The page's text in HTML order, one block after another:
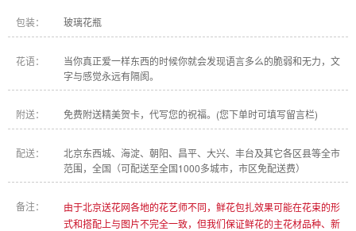
包装： 玻璃花瓶
花语：
当你真正爱一样东西的时候你就会发现语言多么的脆弱和无力，文
字与感觉永远有隔阂。
附送： 免费附送精美贺卡，代写您的祝福。(您下单时可填写留言栏)
配送：
北京东西城、海淀、朝阳、昌平、大兴、丰台及其它各区县等全市
范围，全国（可配送至全国1000多城市，市区免配送费）
备注：
由于北京送花网各地的花艺师不同，鲜花包扎效果可能在花束的形
式和搭配上与图片不完全一致，但我们保证鲜花的主花材品种、新